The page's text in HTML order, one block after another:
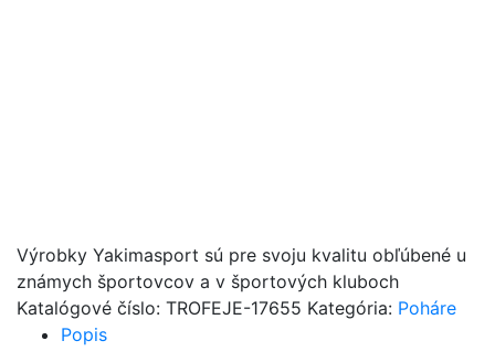
Výrobky Yakimasport sú pre svoju kvalitu obľúbené u
známych športovcov a v športových kluboch
Katalógové číslo: TROFEJE-17655 Kategória: Poháre
Popis